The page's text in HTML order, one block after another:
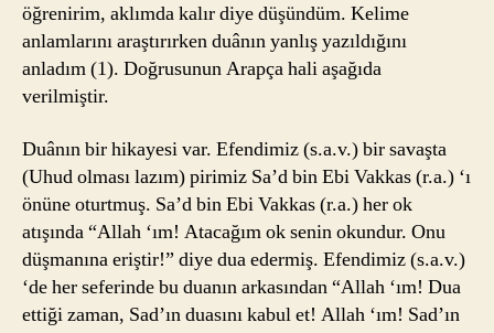
öğrenirim, aklımda kalır diye düşündüm. Kelime
anlamlarını araştırırken duânın yanlış yazıldığını
anladım (1). Doğrusunun Arapça hali aşağıda
verilmiştir.
Duânın bir hikayesi var. Efendimiz (s.a.v.) bir savaşta
(Uhud olması lazım) pirimiz Sa’d bin Ebi Vakkas (r.a.) ‘ı
önüne oturtmuş. Sa’d bin Ebi Vakkas (r.a.) her ok
atışında “Allah ‘ım! Atacağım ok senin okundur. Onu
düşmanına eriştir!” diye dua edermiş. Efendimiz (s.a.v.)
‘de her seferinde bu duanın arkasından “Allah ‘ım! Dua
ettiği zaman, Sad’ın duasını kabul et! Allah ‘ım! Sad’ın